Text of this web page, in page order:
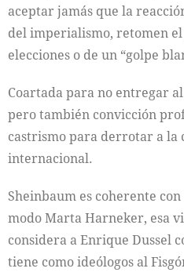
aceptar jamás que la
del imperialismo, retomen
elecciones o de un “golpe
Coartada para no entregar
pero también convicción
castrismo para derrotar a la
internacional.
Sheinbaum es coherente
modo Marta Harneker, esa
considera a Enrique Dussel
tiene como ideólogos al